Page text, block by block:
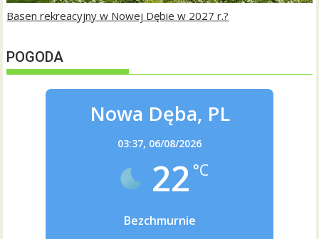
Basen rekreacyjny w Nowej Dębie w 2027 r.?
POGODA
Nowa Dęba, PL
03:37, 06/08/2026
22 °C
Bezchmurnie